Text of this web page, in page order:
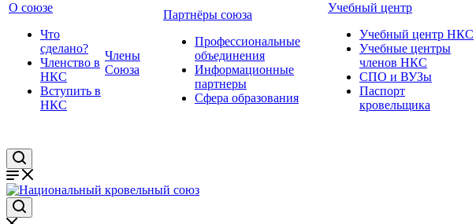
О союзе
Что
сделано?
Членство в
НКС
Вступить в
НКС
Члены
Союза
Партнёры союза
Профессиональные
объединения
Информационные
партнеры
Сфера образования
Учебный центр
Учебный центр НКС
Учебные центры
членов НКС
СПО и ВУЗы
Паспорт
кровельщика